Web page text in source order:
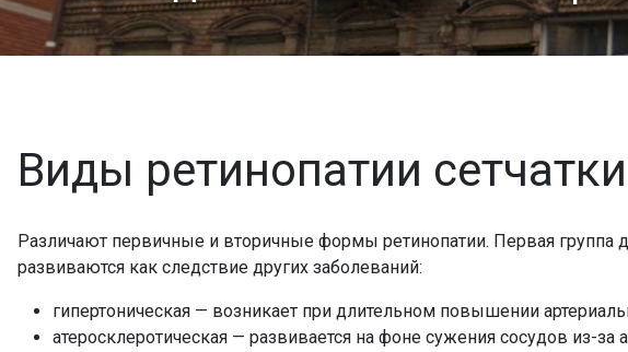
Виды ретинопатии
Различают первичные и вторичные формы ретинопатии. Первая
развиваются как следствие других заболеваний:
гипертоническая — возникает при длительном повышении
атеросклеротическая — развивается на фоне сужения сосудов из-за